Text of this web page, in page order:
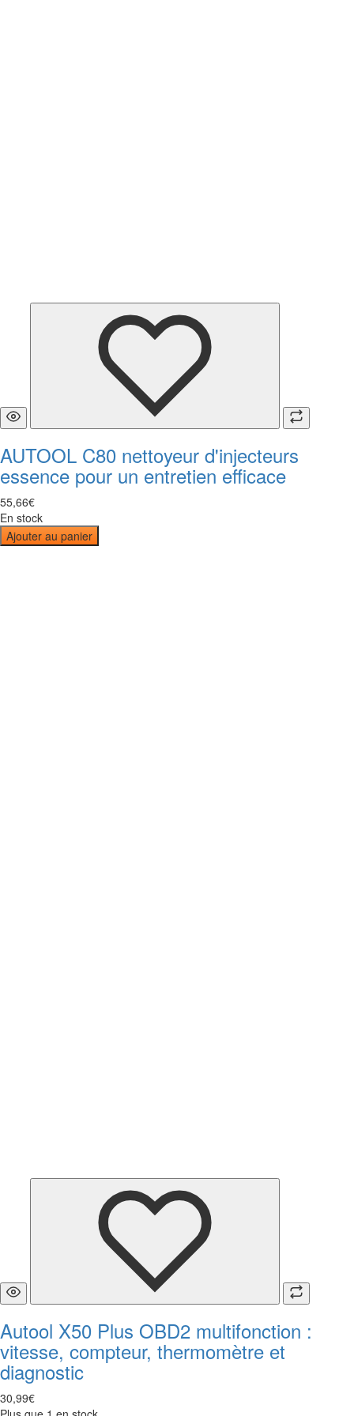
AUTOOL C80 nettoyeur d'injecteurs
essence pour un entretien efficace
55,66€
En stock
Ajouter au panier
Autool X50 Plus OBD2 multifonction :
vitesse, compteur, thermomètre et
diagnostic
30,99€